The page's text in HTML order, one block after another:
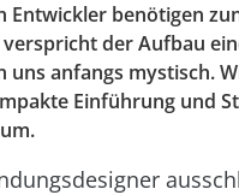
benötigen
der Aufbau
anfangs mystisch.
Einführung und